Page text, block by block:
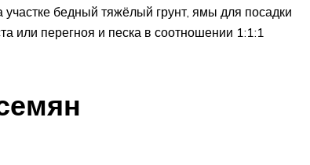
бедный тяжёлый грунт, ямы для посадки
или перегноя и песка в соотношении 1:1:1